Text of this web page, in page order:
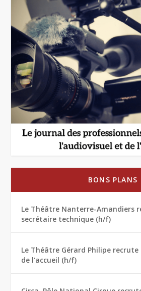
BONS PLANS
Le Théâtre Nanterre-Amandiers
secrétaire technique (h/f)
Le Théâtre Gérard Philipe
de l’accueil (h/f)